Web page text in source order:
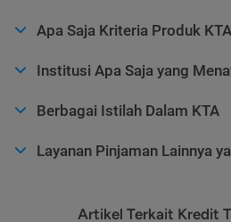
Apa Saja Kriteria Produk
Institusi Apa Saja yang
Berbagai Istilah Dalam KTA
Layanan Pinjaman Lainnya
Artikel Terkait Kredit